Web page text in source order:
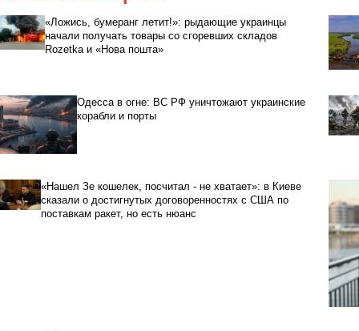
«Ложись, бумеранг летит!»: рыдающие украинцы
начали получать товары со сгоревших складов
Rozetka и «Нова пошта»
Одесса в огне: ВС РФ уничтожают украинские
корабли и порты
«Нашел Зе кошелек, посчитал - не хватает»: в Киеве
сказали о достигнутых договоренностях с США по
поставкам ракет, но есть нюанс